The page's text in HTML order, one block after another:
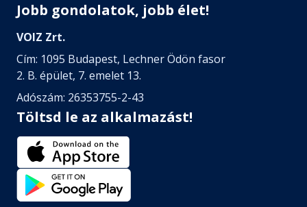
Jobb gondolatok, jobb élet!
VOIZ Zrt.
Cím: 1095 Budapest, Lechner Ödön fasor
2. B. épület, 7. emelet 13.
Adószám: 26353755-2-43
Töltsd le az alkalmazást!